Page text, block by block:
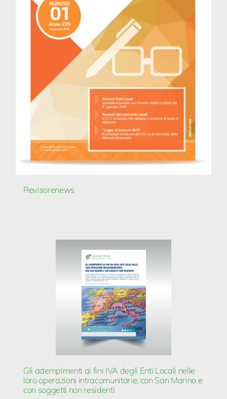
Revisorenews
Gli adempimenti ai fini IVA degli Enti Locali nelle
loro operazioni intracomunitarie, con San Marino e
con soggetti non residenti